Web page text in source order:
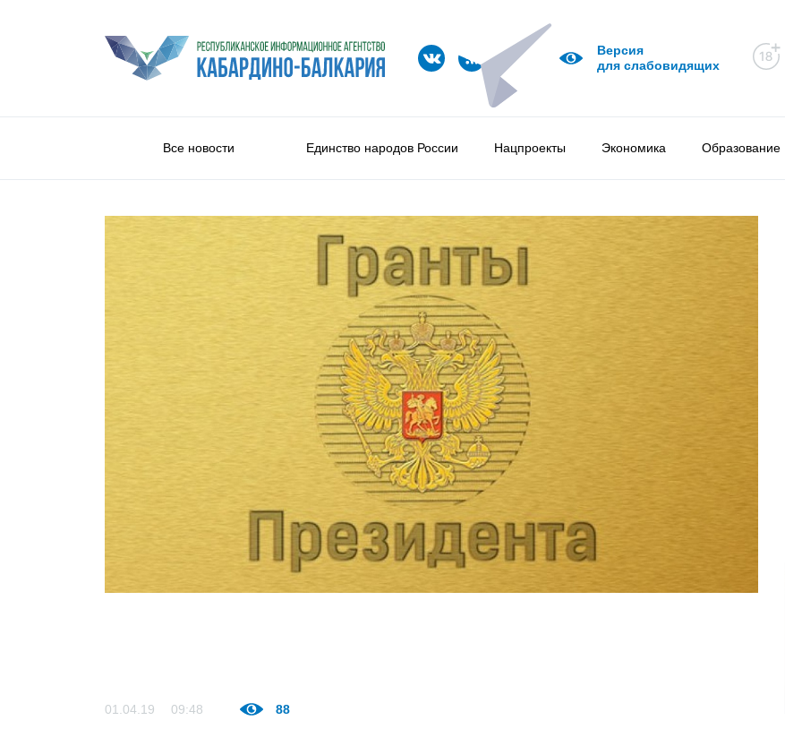
Версия
для слабовидящих
Все новости Единство народов России Нацпроекты Экономика Образование
01.04.19 09:48 88